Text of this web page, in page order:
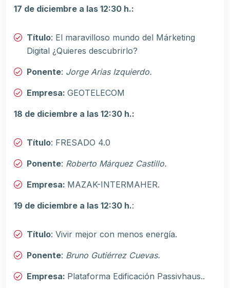
17 de diciembre a las 12:30 h.:
Título: El maravilloso mundo del Márketing
Digital ¿Quieres descubrirlo?
Ponente: Jorge Arias Izquierdo.
Empresa: GEOTELECOM
18 de diciembre a las 12:30 h.:
Título: FRESADO 4.0
Ponente: Roberto Márquez Castillo.
Empresa: MAZAK-INTERMAHER.
19 de diciembre a las 12:30 h.:
Título: Vivir mejor con menos energía.
Ponente: Bruno Gutiérrez Cuevas.
Empresa: Plataforma Edificación Passivhaus..